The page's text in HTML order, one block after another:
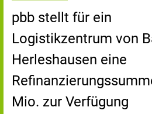
pbb stellt für ein
Logistikzentrum von
Herleshausen eine
Mio. zur Verfügung